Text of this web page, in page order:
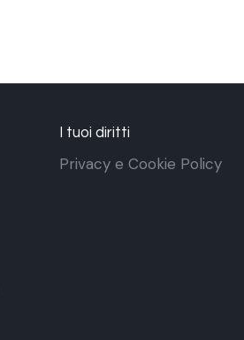
I tuoi diritti
Privacy e Cookie Policy